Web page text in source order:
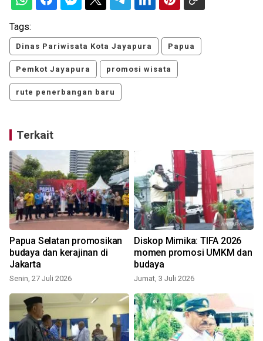
Tags:
Dinas Pariwisata Kota Jayapura Papua
Pemkot Jayapura promosi wisata
rute penerbangan baru
Terkait
Papua Selatan promosikan
budaya dan kerajinan di
Jakarta
Senin, 27 Juli 2026
Diskop Mimika: TIFA 2026
momen promosi UMKM dan
budaya
Jumat, 3 Juli 2026